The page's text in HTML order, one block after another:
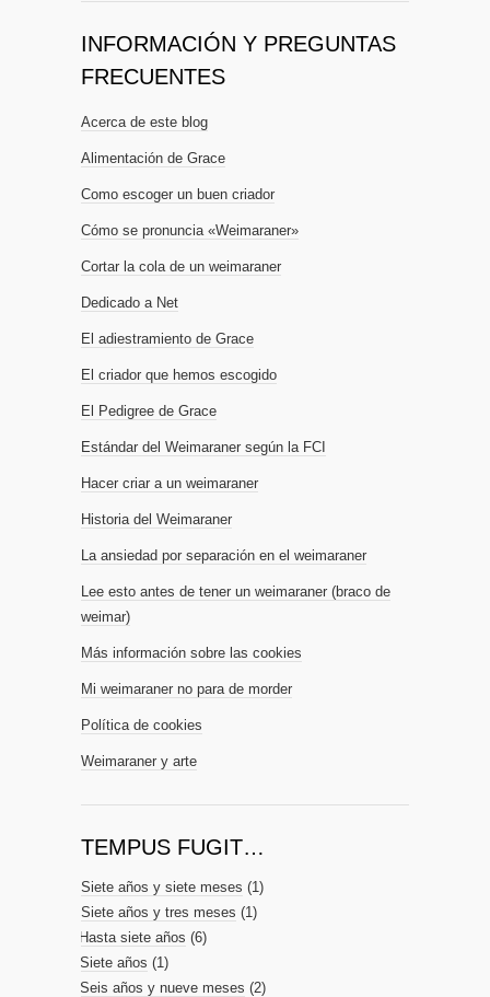
INFORMACIÓN Y PREGUNTAS
FRECUENTES
Acerca de este blog
Alimentación de Grace
Como escoger un buen criador
Cómo se pronuncia «Weimaraner»
Cortar la cola de un weimaraner
Dedicado a Net
El adiestramiento de Grace
El criador que hemos escogido
El Pedigree de Grace
Estándar del Weimaraner según la FCI
Hacer criar a un weimaraner
Historia del Weimaraner
La ansiedad por separación en el weimaraner
Lee esto antes de tener un weimaraner (braco de
weimar)
Más información sobre las cookies
Mi weimaraner no para de morder
Política de cookies
Weimaraner y arte
TEMPUS FUGIT…
Siete años y siete meses (1)
Siete años y tres meses (1)
Hasta siete años (6)
Siete años (1)
Seis años y nueve meses (2)